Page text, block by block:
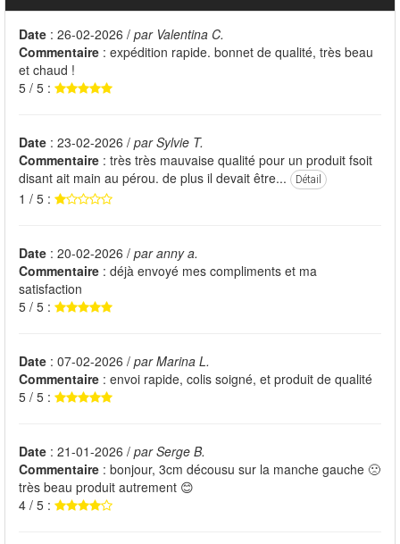
Date : 26-02-2026 / par Valentina C.
Commentaire : expédition rapide. bonnet de qualité, très beau
et chaud !
5 / 5 :
Date : 23-02-2026 / par Sylvie T.
Commentaire : très très mauvaise qualité pour un produit fsoit
disant ait main au pérou. de plus il devait être...
Détail
1 / 5 :
Date : 20-02-2026 / par anny a.
Commentaire : déjà envoyé mes compliments et ma
satisfaction
5 / 5 :
Date : 07-02-2026 / par Marina L.
Commentaire : envoi rapide, colis soigné, et produit de qualité
5 / 5 :
Date : 21-01-2026 / par Serge B.
Commentaire : bonjour, 3cm décousu sur la manche gauche 🙁
très beau produit autrement 😊
4 / 5 :